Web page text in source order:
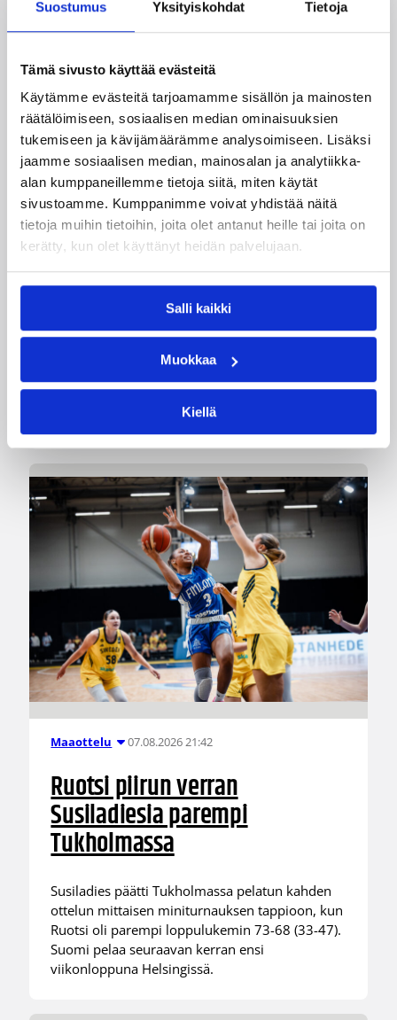
Suostumus Yksityiskohdat Tietoja
Tämä sivusto käyttää evästeitä
Käytämme evästeitä tarjoamamme sisällön ja mainosten
räätälöimiseen, sosiaalisen median ominaisuuksien
tukemiseen ja kävijämäärämme analysoimiseen. Lisäksi
jaamme sosiaalisen median, mainosalan ja analytiikka-
alan kumppaneillemme tietoja siitä, miten käytät
sivustoamme. Kumppanimme voivat yhdistää näitä
tietoja muihin tietoihin, joita olet antanut heille tai joita on
kerätty, kun olet käyttänyt heidän palvelujaan.
Salli kaikki
Muokkaa
Kiellä
EM-kilpailut 08.08.2026 00:37
Suomen 16-vuotiaat pojat
voittivat Luxemburgin – EM-
kisojen voittotili aukesi
vakuuttavalla pelillä
Suomen 16-vuotiaat pojat ottivat vakuuttavan
85–45-voiton Luxemburgista B-divisioonan EM-
kilpailuissa johtamalla ottelua alusta loppuun.
Maaottelu 07.08.2026 21:42
Ruotsi piirun verran
Susiladiesia parempi
Tukholmassa
Susiladies päätti Tukholmassa pelatun kahden
ottelun mittaisen miniturnauksen tappioon, kun
Ruotsi oli parempi loppulukemin 73-68 (33-47).
Suomi pelaa seuraavan kerran ensi
viikonloppuna Helsingissä.